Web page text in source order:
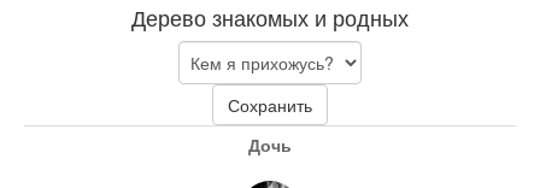
Дерево знакомых и родных
Сохранить
Дочь